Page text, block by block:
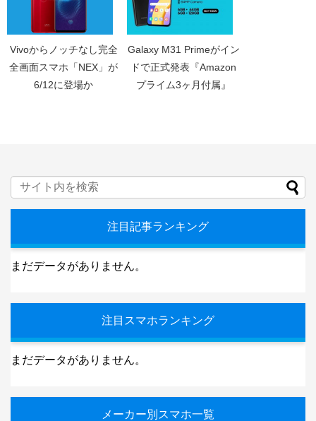
Vivoからノッチなし完全
全画面スマホ「NEX」が
6/12に登場か
Galaxy M31 Primeがイン
ドで正式発表『Amazon
プライム3ヶ月付属』
注目記事ランキング
まだデータがありません。
注目スマホランキング
まだデータがありません。
メーカー別スマホ一覧